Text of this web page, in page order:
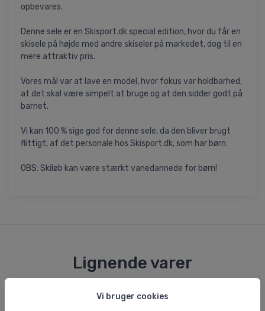
Vi bruger cookies
opbevares.
Denne sele er en Skisport.dk special edition, hvor du får en
skisele på højde med andre skiseler på markedet, dog til en
mere attraktiv pris.
Vores mål var at lave en model, hvor fokus var holdbarhed,
at det skal være simpelt at bruge og at den sidder godt på
barnet.
Vi kan 100 % sige god for denne sele, da den bliver brugt
flittigt, af det personale hos Skisport.dk, som har børn.
OBS: Skiløb kan være stærkt vanedannede for børn!
Lignende varer